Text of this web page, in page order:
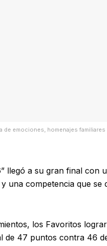
emociones, homenajes familiares
” llegó a su gran final con
una competencia que se
los Favoritos
47 puntos contra 46